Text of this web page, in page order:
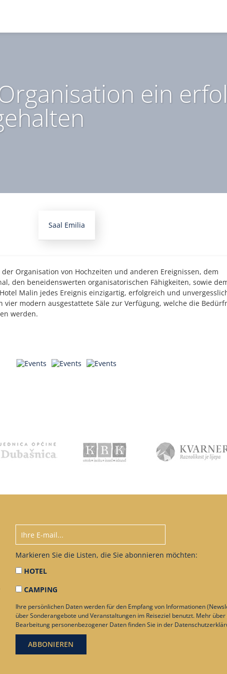
ein
Saal Emilia
Organisation von Hochzeiten und anderen Ereignissen, dem
den beneidenswerten organisatorischen Fähigkeiten, sowie
Malin jedes Ereignis einzigartig, erfolgreich und
vier modern ausgestattete Säle zur Verfügung, welche die
werden.
Markieren Sie die Listen, die Sie abonnieren möchten:
HOTEL
CAMPING
Ihre persönlichen Daten werden für den Empfang von Informationen
über Sonderangebote und Veranstaltungen im Reiseziel benutzt. Mehr über
Bearbeitung personenbezogener Daten finden Sie in der